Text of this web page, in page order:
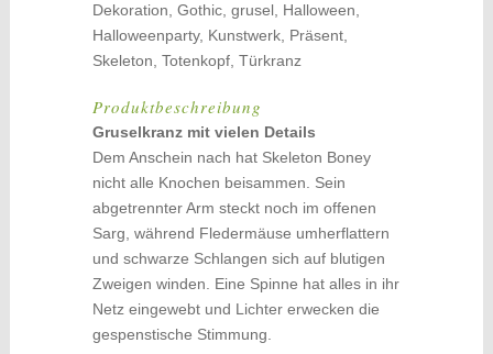
Dekoration, Gothic, grusel, Halloween,
Halloweenparty, Kunstwerk, Präsent,
Skeleton, Totenkopf, Türkranz
Produktbeschreibung
Gruselkranz mit vielen Details
Dem Anschein nach hat Skeleton Boney
nicht alle Knochen beisammen. Sein
abgetrennter Arm steckt noch im offenen
Sarg, während Fledermäuse umherflattern
und schwarze Schlangen sich auf blutigen
Zweigen winden. Eine Spinne hat alles in ihr
Netz eingewebt und Lichter erwecken die
gespenstische Stimmung.